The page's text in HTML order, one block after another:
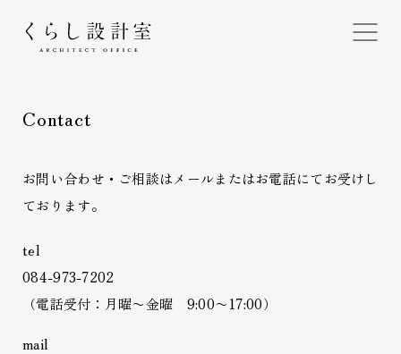
Contact
お問い合わせ・ご相談はメールまたはお電話にてお受けし
ております。
tel
084-973-7202
（電話受付：月曜〜金曜 9:00〜17:00）
mail